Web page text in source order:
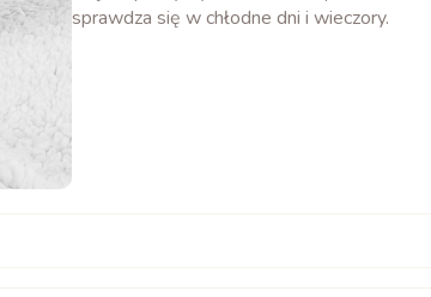
sprawdza się w chłodne dni i wieczory.